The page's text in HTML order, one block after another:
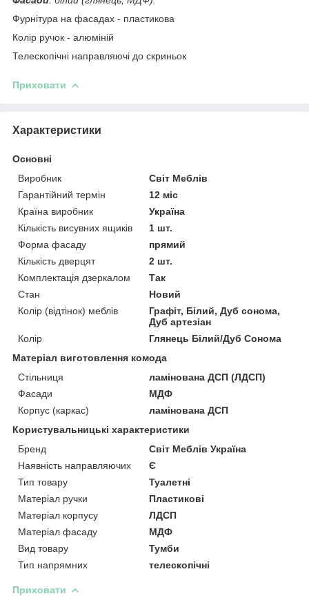
Фурнітура на фасадах - пластикова
Колір ручок - алюміній
Телескопічні направляючі до скриньок
Приховати
Характеристики
Основні
Виробник
Світ Меблів
Гарантійний термін
12 міс
Країна виробник
Україна
Кількість висувних ящиків
1 шт.
Форма фасаду
прямий
Кількість дверцят
2 шт.
Комплектація дзеркалом
Так
Стан
Новий
Колір (відтінок) меблів
Графіт, Білий, Дуб сонома,
Дуб артезіан
Колір
Глянець Білий/Дуб Сонома
Матеріал виготовлення комода
Стільниця
ламінована ДСП (ЛДСП)
Фасади
МДФ
Корпус (каркас)
ламінована ДСП
Користувальницькі характеристики
Бренд
Світ Меблів Україна
Наявність направляючих
Є
Тип товару
Туалетні
Матеріал ручки
Пластикові
Матеріал корпусу
ЛДСП
Матеріал фасаду
МДФ
Вид товару
Тумби
Тип напрямних
телескопічні
Приховати